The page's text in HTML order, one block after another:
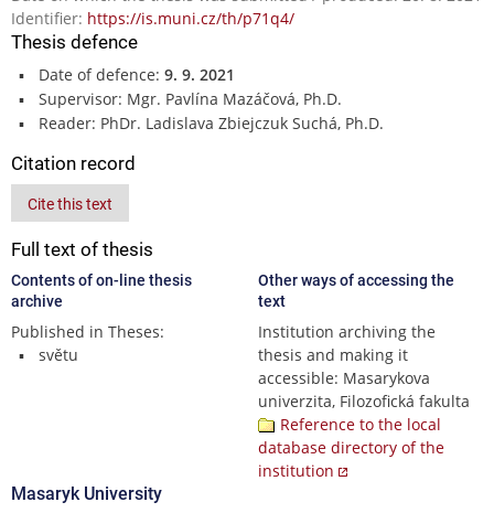
Identifier: https://is.muni.cz/th/p71q4/
Thesis defence
Date of defence: 9. 9. 2021
Supervisor: Mgr. Pavlína Mazáčová, Ph.D.
Reader: PhDr. Ladislava Zbiejczuk Suchá, Ph.D.
Citation record
Cite this text
Full text of thesis
Contents of on-line thesis
archive
Published in Theses:
světu
Other ways of accessing the
text
Institution archiving the
thesis and making it
accessible: Masarykova
univerzita, Filozofická fakulta
Reference to the local
database directory of the
institution
Masaryk University